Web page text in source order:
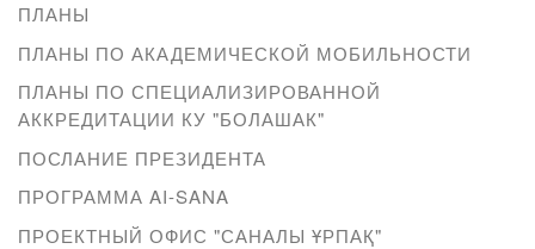
ПЛАНЫ
ПЛАНЫ ПО АКАДЕМИЧЕСКОЙ МОБИЛЬНОСТИ
ПЛАНЫ ПО СПЕЦИАЛИЗИРОВАННОЙ
АККРЕДИТАЦИИ КУ "БОЛАШАК"
ПОСЛАНИЕ ПРЕЗИДЕНТА
ПРОГРАММА AI-SANA
ПРОЕКТНЫЙ ОФИС "САНАЛЫ ҰРПАҚ"